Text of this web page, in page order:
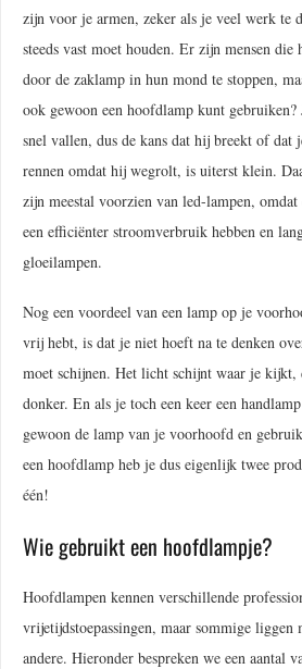
zijn voor je armen, zeker als je veel werk te
steeds vast moet houden. Er zijn mensen die
door de zaklamp in hun mond te stoppen,
ook gewoon een hoofdlamp kunt
snel vallen, dus de kans dat hij breekt of dat
rennen omdat hij wegrolt, is uiterst klein.
zijn meestal voorzien van led-lampen,
een efficiënter stroomverbruik hebben en
gloeilampen.
Nog een voordeel van een lamp op je
vrij hebt, is dat je niet hoeft na te denken
moet schijnen. Het licht schijnt waar je kijkt,
donker. En als je toch een keer een
gewoon de lamp van je voorhoofd en
een hoofdlamp heb je dus eigenlijk twee
één!
Wie gebruikt een hoofdlampje?
Hoofdlampen kennen verschillende
vrijetijdstoepassingen, maar sommige liggen
andere. Hieronder bespreken we een aantal